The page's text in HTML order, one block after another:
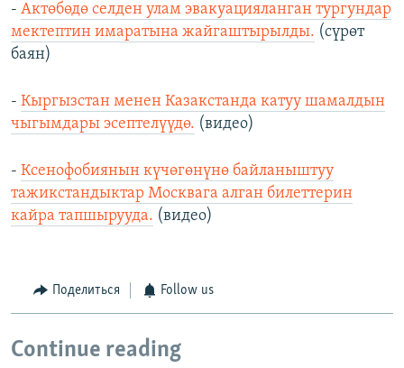
- Актөбөдө селден улам эвакуацияланган тургундар
мектептин имаратына жайгаштырылды. (сүрөт
баян)
- Кыргызстан менен Казакстанда катуу шамалдын
чыгымдары эсептелүүдө. (видео)
- Ксенофобиянын күчөгөнүнө байланыштуу
тажикстандыктар Москвага алган билеттерин
кайра тапшырууда. (видео)
Поделиться Follow us
Continue reading